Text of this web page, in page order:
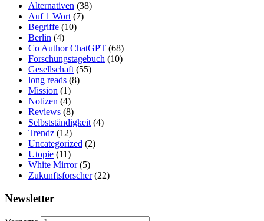
Alternativen (38)
Auf 1 Wort (7)
Begriffe (10)
Berlin (4)
Co Author ChatGPT (68)
Forschungstagebuch (10)
Gesellschaft (55)
long reads (8)
Mission (1)
Notizen (4)
Reviews (8)
Selbstständigkeit (4)
Trendz (12)
Uncategorized (2)
Utopie (11)
White Mirror(5)
Zukunftsforscher(22)
Newsletter